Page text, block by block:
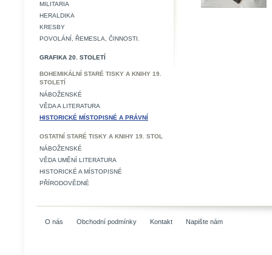
MILITARIA
HERALDIKA
KRESBY
POVOLÁNÍ, ŘEMESLA, ČINNOSTI.
GRAFIKA 20. STOLETÍ
BOHEMIKÁLNÍ STARÉ TISKY A KNIHY 19.
STOLETÍ
NÁBOŽENSKÉ
VĚDA A LITERATURA
HISTORICKÉ MÍSTOPISNÉ A PRÁVNÍ
OSTATNÍ STARÉ TISKY A KNIHY 19. STOL
NÁBOŽENSKÉ
VĚDA UMĚNÍ LITERATURA
HISTORICKÉ A MÍSTOPISNÉ
PŘÍRODOVĚDNÉ
O nás Obchodní podmínky Kontakt Napište nám